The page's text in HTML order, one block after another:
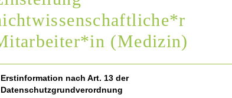
(Medizin)
Erstinformation nach Art. 13 der
Datenschutzgrundverordnung